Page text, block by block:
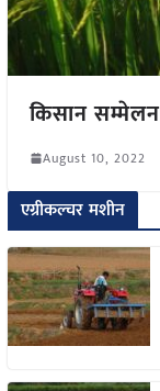
किसान
August 10, 2022
एग्रीकल्चर मशीन